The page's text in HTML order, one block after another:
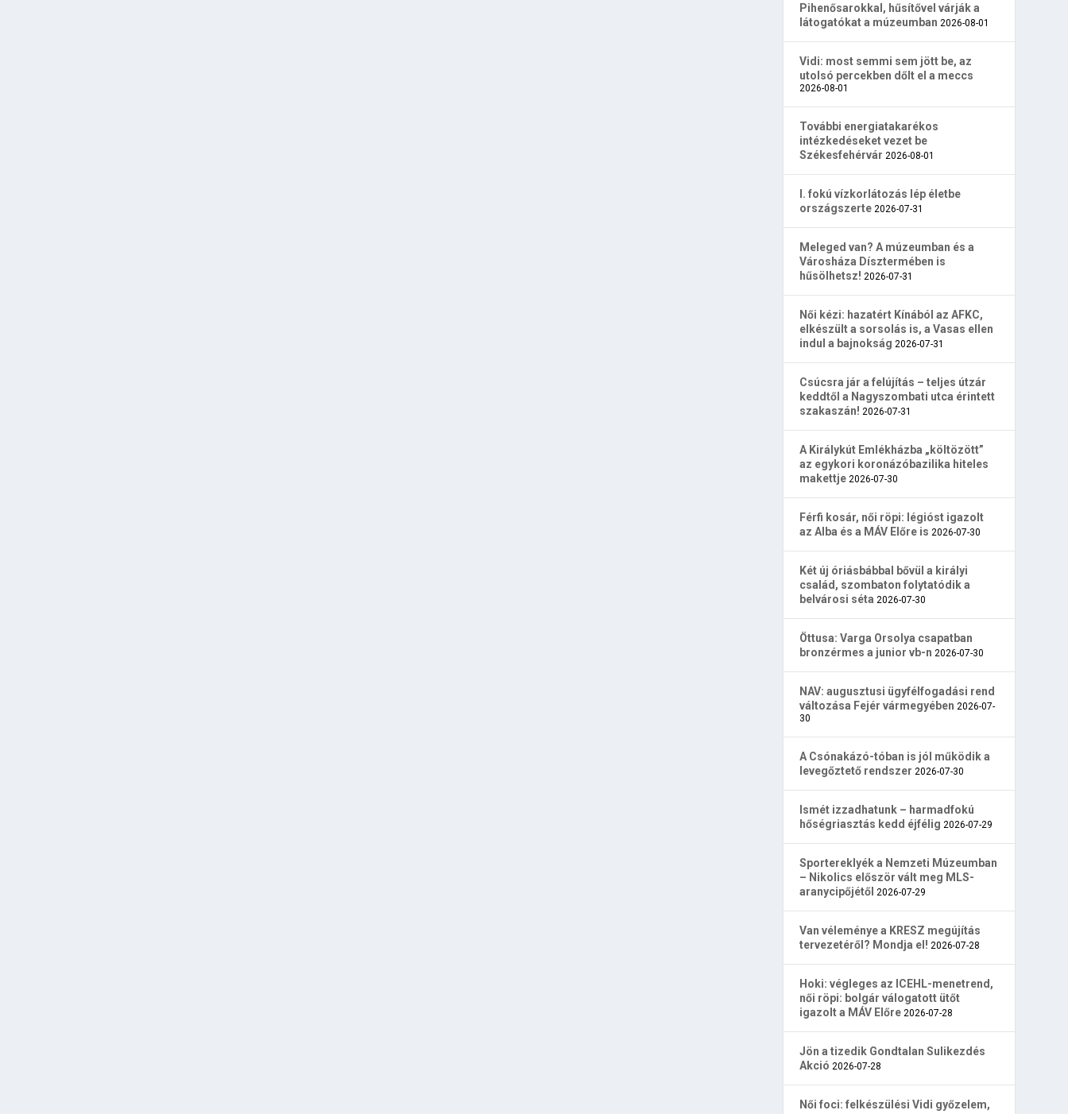
Pihenősarokkal, hűsítővel várják a
látogatókat a múzeumban 2026-08-01
Vidi: most semmi sem jött be, az
utolsó percekben dőlt el a meccs
2026-08-01
További energiatakarékos
intézkedéseket vezet be
Székesfehérvár 2026-08-01
I. fokú vízkorlátozás lép életbe
országszerte 2026-07-31
Meleged van? A múzeumban és a
Városháza Dísztermében is
hűsölhetsz! 2026-07-31
Női kézi: hazatért Kínából az AFKC,
elkészült a sorsolás is, a Vasas ellen
indul a bajnokság 2026-07-31
Csúcsra jár a felújítás – teljes útzár
keddtől a Nagyszombati utca érintett
szakaszán! 2026-07-31
A Királykút Emlékházba „költözött”
az egykori koronázóbazilika hiteles
makettje 2026-07-30
Férfi kosár, női röpi: légióst igazolt
az Alba és a MÁV Előre is 2026-07-30
Két új óriásbábbal bővül a királyi
család, szombaton folytatódik a
belvárosi séta 2026-07-30
Öttusa: Varga Orsolya csapatban
bronzérmes a junior vb-n 2026-07-30
NAV: augusztusi ügyfélfogadási rend
változása Fejér vármegyében 2026-07-
30
A Csónakázó-tóban is jól működik a
levegőztető rendszer 2026-07-30
Ismét izzadhatunk – harmadfokú
hőségriasztás kedd éjfélig 2026-07-29
Sportereklyék a Nemzeti Múzeumban
– Nikolics először vált meg MLS-
aranycipőjétől 2026-07-29
Van véleménye a KRESZ megújítás
tervezetéről? Mondja el! 2026-07-28
Hoki: végleges az ICEHL-menetrend,
női röpi: bolgár válogatott ütőt
igazolt a MÁV Előre 2026-07-28
Jön a tizedik Gondtalan Sulikezdés
Akció 2026-07-28
Női foci: felkészülési Vidi győzelem,